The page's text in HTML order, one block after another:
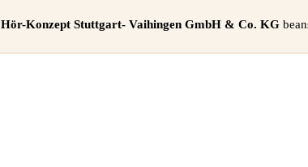
Hör-Konzept Stuttgart- Vaihingen GmbH & Co. KG